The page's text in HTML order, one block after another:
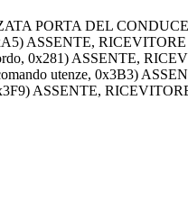
PORTA DEL
ASSENTE,
0x281) ASSENTE,
utenze, 0x3B3)
ASSENTE,